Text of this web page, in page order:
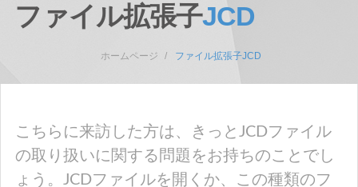
ファイル拡張子JCD
ホームページ ファイル拡張子JCD
こちらに来訪した方は、きっとJCDファイル
の取り扱いに関する問題をお持ちのことでし
ょう。JCDファイルを開くか、この種類のフ